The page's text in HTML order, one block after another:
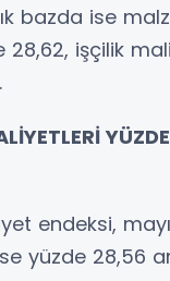
bazda ise
28,62, işçilik
endeksi,
yüzde 28,56